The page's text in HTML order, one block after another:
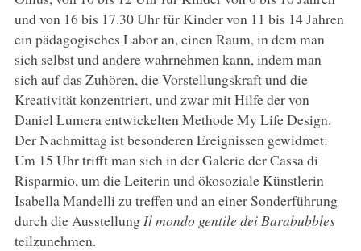
und von 16 bis 17.30 Uhr für Kinder von 11 bis 14 Jahren
ein pädagogisches Labor an, einen Raum, in dem man
sich selbst und andere wahrnehmen kann, indem man
sich auf das Zuhören, die Vorstellungskraft und die
Kreativität konzentriert, und zwar mit Hilfe der von
Daniel Lumera entwickelten Methode My Life Design.
Der Nachmittag ist besonderen Ereignissen gewidmet:
Um 15 Uhr trifft man sich in der Galerie der Cassa di
Risparmio, um die Leiterin und ökosoziale Künstlerin
Isabella Mandelli zu treffen und an einer Sonderführung
durch die Ausstellung Il mondo gentile dei Barabubbles
teilzunehmen.